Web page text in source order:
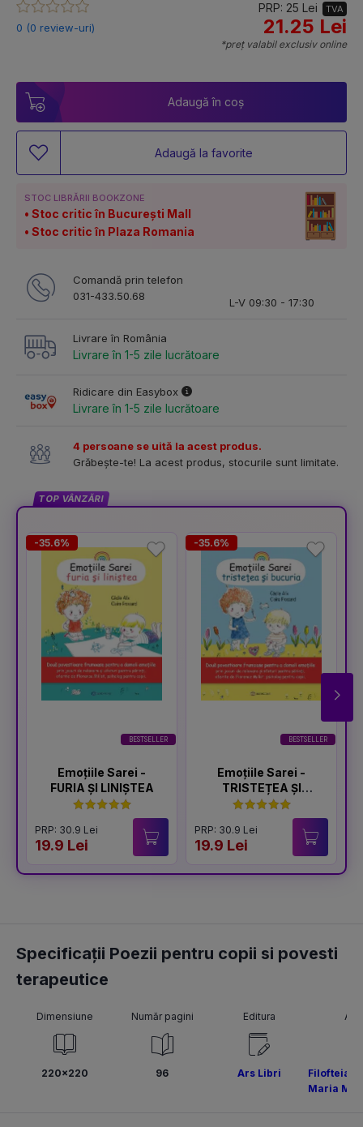
0 (0 review-uri)
PRP: 25 Lei TVA
21.25 Lei
*preț valabil exclusiv online
Adaugă în coș
Adaugă la favorite
STOC LIBRĂRII BOOKZONE
Stoc critic în București Mall
Stoc critic în Plaza Romania
Comandă prin telefon
031-433.50.68
L-V 09:30 - 17:30
Livrare în România
Livrare în 1-5 zile lucrătoare
Ridicare din Easybox
Livrare în 1-5 zile lucrătoare
4 persoane se uită la acest produs.
Grăbește-te! La acest produs, stocurile sunt limitate.
TOP VÂNZĂRI
BESTSELLER
-35.6%
Emoțiile Sarei -
FURIA ȘI LINIȘTEA
PRP: 30.9 Lei
19.9 Lei
BESTSELLER
-35.6%
Emoțiile Sarei -
TRISTEȚEA ȘI
BUCURIA
PRP: 30.9 Lei
19.9 Lei
Specificații Poezii pentru copii si povesti
terapeutice
Dimensiune
220x220
Număr pagini
96
Editura
Ars Libri
Filofteia
Maria